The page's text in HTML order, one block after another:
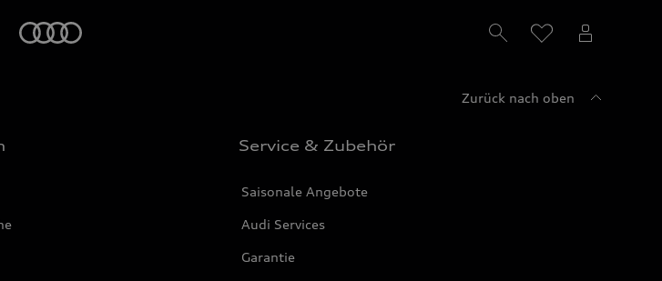
Zurück nach oben
Service & Zubehör
Saisonale Angebote
Audi Services
Garantie